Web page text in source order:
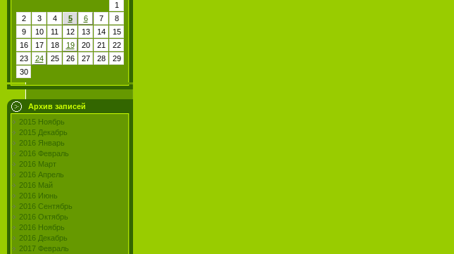
1
2
3 4 5 6 7
8
9
10 11 12 13 14
15
16
17 18 19 20 21
22
23
24 25 26 27 28
29
30
Архив записей
2015 Ноябрь
2015 Декабрь
2016 Январь
2016 Февраль
2016 Март
2016 Апрель
2016 Май
2016 Июнь
2016 Сентябрь
2016 Октябрь
2016 Ноябрь
2016 Декабрь
2017 Февраль